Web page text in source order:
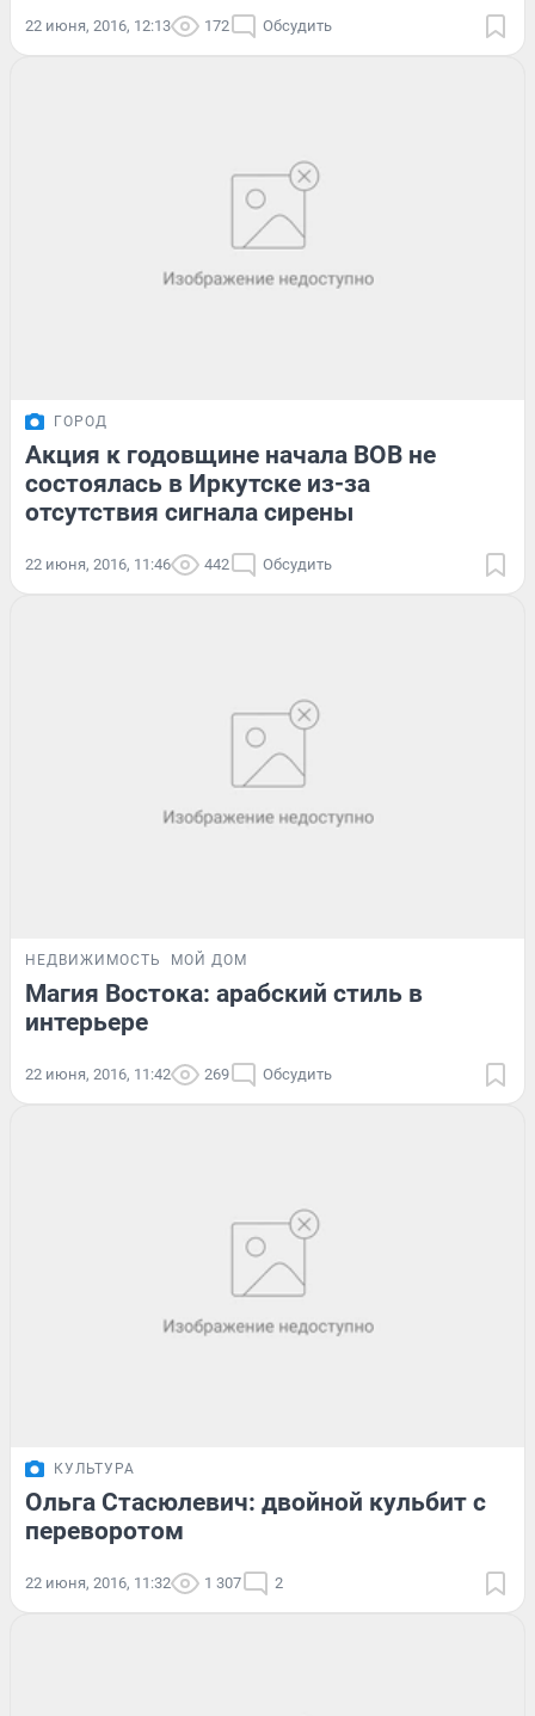
22 июня, 2016, 12:13 172 Обсудить
ГОРОД
Акция к годовщине начала ВОВ не
состоялась в Иркутске из-за
отсутствия сигнала сирены
22 июня, 2016, 11:46 442 Обсудить
НЕДВИЖИМОСТЬ МОЙ ДОМ
Магия Востока: арабский стиль в
интерьере
22 июня, 2016, 11:42 269 Обсудить
КУЛЬТУРА
Ольга Стасюлевич: двойной кульбит с
переворотом
22 июня, 2016, 11:32 1 307 2